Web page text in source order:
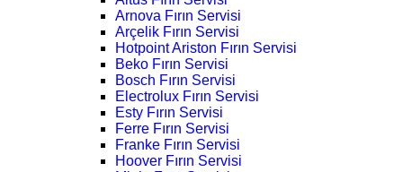
Arnova Fırın Servisi
Arçelik Fırın Servisi
Hotpoint Ariston Fırın Servisi
Beko Fırın Servisi
Bosch Fırın Servisi
Electrolux Fırın Servisi
Esty Fırın Servisi
Ferre Fırın Servisi
Franke Fırın Servisi
Hoover Fırın Servisi